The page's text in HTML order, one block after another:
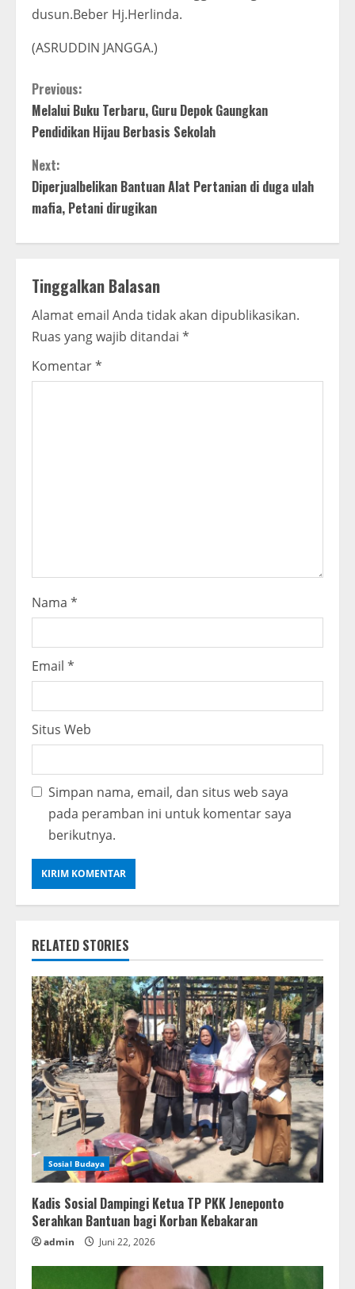
dusun.Beber Hj.Herlinda.
(ASRUDDIN JANGGA.)
C
o
n
t
u
e
R
e
Previous:
Melalui Buku Terbaru, Guru Depok Gaungkan
Pendidikan Hijau Berbasis Sekolah
Next:
Diperjualbelikan Bantuan Alat Pertanian di duga ulah
mafia, Petani dirugikan
Tinggalkan Balasan
Alamat email Anda tidak akan dipublikasikan.
Ruas yang wajib ditandai *
Komentar*
Nama *
Email *
Situs Web
Simpan nama, email, dan situs web saya
pada peramban ini untuk komentar saya
berikutnya.
RELATED STORIES
Sosial Budaya
Kadis Sosial Dampingi Ketua TP PKK Jeneponto
Serahkan Bantuan bagi Korban Kebakaran
admin Juni 22, 2026